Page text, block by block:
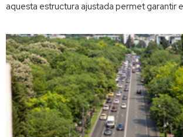
aquesta estructura ajustada permet garantir